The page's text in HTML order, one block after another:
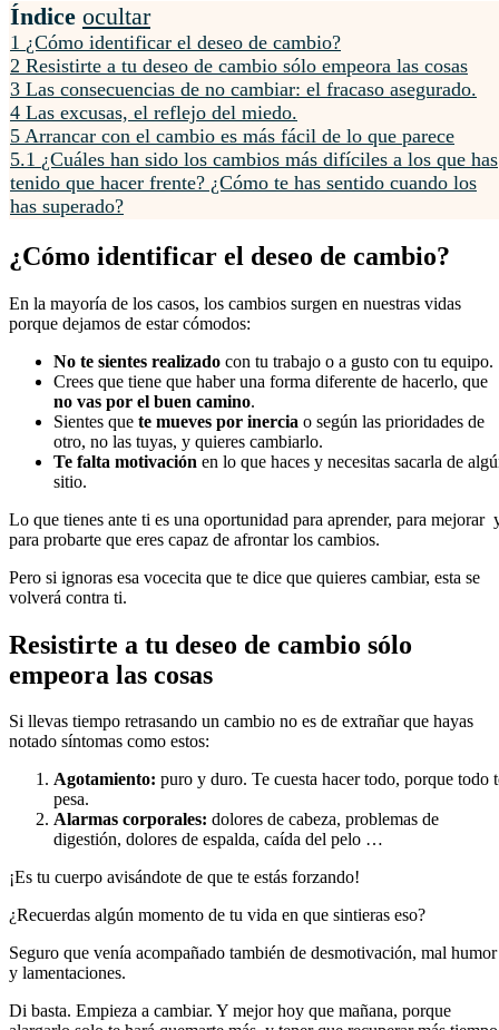
Índice ocultar
1 ¿Cómo identificar el deseo de cambio?
2 Resistirte a tu deseo de cambio sólo empeora las cosas
3 Las consecuencias de no cambiar: el fracaso asegurado.
4 Las excusas, el reflejo del miedo.
5 Arrancar con el cambio es más fácil de lo que parece
5.1 ¿Cuáles han sido los cambios más difíciles a los que has
tenido que hacer frente? ¿Cómo te has sentido cuando los
has superado?
¿Cómo identificar el deseo de cambio?
En la mayoría de los casos, los cambios surgen en nuestras vidas
porque dejamos de estar cómodos:
No te sientes realizado con tu trabajo o a gusto con tu equipo.
Crees que tiene que haber una forma diferente de hacerlo, que
no vas por el buen camino.
Sientes que te mueves por inercia o según las prioridades de
otro, no las tuyas, y quieres cambiarlo.
Te falta motivación en lo que haces y necesitas sacarla de
sitio.
Lo que tienes ante ti es una oportunidad para aprender, para mejorar
para probarte que eres capaz de afrontar los cambios.
Pero si ignoras esa vocecita que te dice que quieres cambiar, esta se
volverá contra ti.
Resistirte a tu deseo de cambio sólo
empeora las cosas
Si llevas tiempo retrasando un cambio no es de extrañar que hayas
notado síntomas como estos:
Agotamiento: puro y duro. Te cuesta hacer todo, porque todo
pesa.
Alarmas corporales: dolores de cabeza, problemas de
digestión, dolores de espalda, caída del pelo …
¡Es tu cuerpo avisándote de que te estás forzando!
¿Recuerdas algún momento de tu vida en que sintieras eso?
Seguro que venía acompañado también de desmotivación, mal humor
y lamentaciones.
Di basta. Empieza a cambiar. Y mejor hoy que mañana, porque